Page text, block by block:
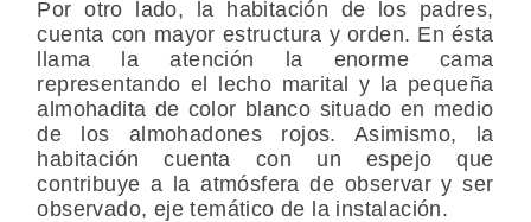
Por otro lado, la habitación de los padres,
cuenta con mayor estructura y orden. En ésta
llama la atención la enorme cama
representando el lecho marital y la pequeña
almohadita de color blanco situado en medio
de los almohadones rojos. Asimismo, la
habitación cuenta con un espejo que
contribuye a la atmósfera de observar y ser
observado, eje temático de la instalación.